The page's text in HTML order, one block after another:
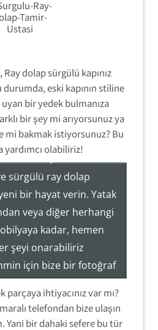
dolap sürgülü kapınız
eski kapının stiline
bir yedek bulmanıza
bir şey mi arıyorsunuz ya
mi bakmak istiyorsunuz? Bu
yardımcı olabiliriz!
Montaj Servisi
Tamir, Hizmetleri ile
sürgülü ray dolap
bir hayat verin. Yatak
veya diğer herhangi
kadar, hemen
şeyi onarabiliriz
için bize bir fotoğraf
hakkında
için (554) 858-
telefondan bizi arayın.
Sistemleri Tamir Montaj
Servisi
parçaya ihtiyacınız var mı?
telefondan bize ulaşın
Yani bir dahaki sefere bu tür